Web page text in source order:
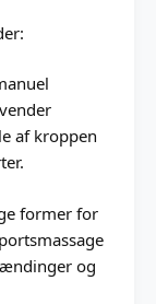
af kroppen
former for
og